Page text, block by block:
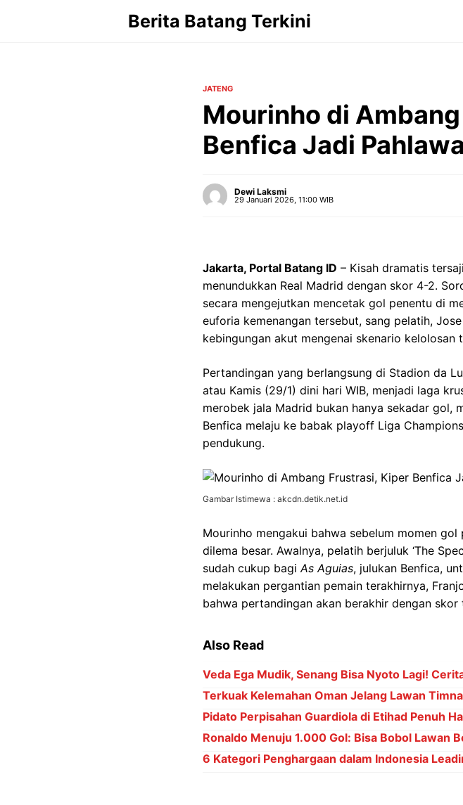
Berita Batang Terkini
JATENG
Mourinho di
Benfica Jadi
Dewi Laksmi
29 Januari 2026, 11:00 WIB
Jakarta, Portal Batang ID – Kisah dramatis
menundukkan Real Madrid dengan skor 4-2.
secara mengejutkan mencetak gol penentu di
euforia kemenangan tersebut, sang pelatih,
kebingungan akut mengenai skenario kelolosan
Pertandingan yang berlangsung di Stadion da
atau Kamis (29/1) dini hari WIB, menjadi laga
merobek jala Madrid bukan hanya sekadar gol,
Benfica melaju ke babak playoff Liga
pendukung.
Gambar Istimewa : akcdn.detik.net.id
Mourinho mengakui bahwa sebelum momen
dilema besar. Awalnya, pelatih berjuluk ‘The
sudah cukup bagiAs Aguias, julukan Benfica,
melakukan pergantian pemain terakhirnya,
bahwa pertandingan akan berakhir dengan skor
Also Read
Veda Ega Mudik, Senang Bisa Nyoto Lagi!
Terkuak Kelemahan Oman Jelang Lawan
Pidato Perpisahan Guardiola di Etihad Penuh
Ronaldo Menuju 1.000 Gol: Bisa Bobol Lawan
6 Kategori Penghargaan dalam Indonesia